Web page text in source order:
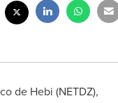
de Hebi (NETDZ),